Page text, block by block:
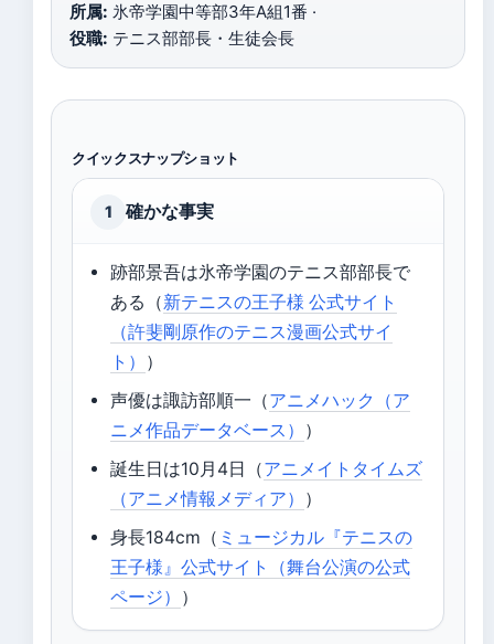
所属: 氷帝学園中等部3年A組1番 ·
役職: テニス部部長・生徒会長
クイックスナップショット
1 確かな事実
跡部景吾は氷帝学園のテニス部部長で
ある（新テニスの王子様 公式サイト
（許斐剛原作のテニス漫画公式サイ
ト） ）
声優は諏訪部順一（アニメハック（ア
ニメ作品データベース） ）
誕生日は10月4日（アニメイトタイムズ
（アニメ情報メディア） ）
身長184cm（ ミュージカル『テニスの
王子様』公式サイト（舞台公演の公式
ページ） ）